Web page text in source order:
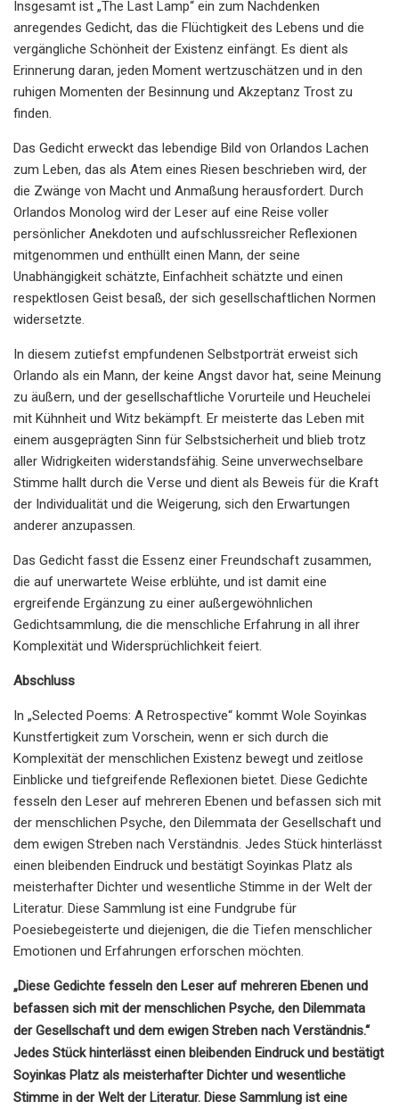
Insgesamt ist „The Last Lamp“ ein zum Nachdenken
anregendes Gedicht, das die Flüchtigkeit des Lebens und die
vergängliche Schönheit der Existenz einfängt. Es dient als
Erinnerung daran, jeden Moment wertzuschätzen und in den
ruhigen Momenten der Besinnung und Akzeptanz Trost zu
finden.
Das Gedicht erweckt das lebendige Bild von Orlandos Lachen
zum Leben, das als Atem eines Riesen beschrieben wird, der
die Zwänge von Macht und Anmaßung herausfordert. Durch
Orlandos Monolog wird der Leser auf eine Reise voller
persönlicher Anekdoten und aufschlussreicher Reflexionen
mitgenommen und enthüllt einen Mann, der seine
Unabhängigkeit schätzte, Einfachheit schätzte und einen
respektlosen Geist besaß, der sich gesellschaftlichen Normen
widersetzte.
In diesem zutiefst empfundenen Selbstporträt erweist sich
Orlando als ein Mann, der keine Angst davor hat, seine Meinung
zu äußern, und der gesellschaftliche Vorurteile und Heuchelei
mit Kühnheit und Witz bekämpft. Er meisterte das Leben mit
einem ausgeprägten Sinn für Selbstsicherheit und blieb trotz
aller Widrigkeiten widerstandsfähig. Seine unverwechselbare
Stimme hallt durch die Verse und dient als Beweis für die Kraft
der Individualität und die Weigerung, sich den Erwartungen
anderer anzupassen.
Das Gedicht fasst die Essenz einer Freundschaft zusammen,
die auf unerwartete Weise erblühte, und ist damit eine
ergreifende Ergänzung zu einer außergewöhnlichen
Gedichtsammlung, die die menschliche Erfahrung in all ihrer
Komplexität und Widersprüchlichkeit feiert.
Abschluss
In „Selected Poems: A Retrospective“ kommt Wole Soyinkas
Kunstfertigkeit zum Vorschein, wenn er sich durch die
Komplexität der menschlichen Existenz bewegt und zeitlose
Einblicke und tiefgreifende Reflexionen bietet. Diese Gedichte
fesseln den Leser auf mehreren Ebenen und befassen sich mit
der menschlichen Psyche, den Dilemmata der Gesellschaft und
dem ewigen Streben nach Verständnis. Jedes Stück hinterlässt
einen bleibenden Eindruck und bestätigt Soyinkas Platz als
meisterhafter Dichter und wesentliche Stimme in der Welt der
Literatur. Diese Sammlung ist eine Fundgrube für
Poesiebegeisterte und diejenigen, die die Tiefen menschlicher
Emotionen und Erfahrungen erforschen möchten.
„Diese Gedichte fesseln den Leser auf mehreren Ebenen und
befassen sich mit der menschlichen Psyche, den Dilemmata
der Gesellschaft und dem ewigen Streben nach Verständnis.“
Jedes Stück hinterlässt einen bleibenden Eindruck und bestätigt
Soyinkas Platz als meisterhafter Dichter und wesentliche
Stimme in der Welt der Literatur. Diese Sammlung ist eine